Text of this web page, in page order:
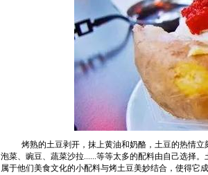
烤熟的土豆剥开，抹上黄油和奶酪，土豆的热情
泡菜、豌豆、蔬菜沙拉......等等太多的配料由自己选择
属于他们美食文化的小配料与烤土豆美妙结合，使得它